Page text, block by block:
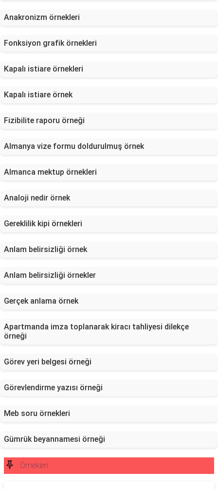
Anakronizm örnekleri
Fonksiyon grafik örnekleri
Kapalı istiare örnekleri
Kapalı istiare örnek
Fizibilite raporu örneği
Almanya vize formu doldurulmuş örnek
Almanca mektup örnekleri
Analoji nedir örnek
Gereklilik kipi örnekleri
Anlam belirsizliği örnek
Anlam belirsizliği örnekler
Gerçek anlama örnek
Apartmanda imza toplanarak kiracı tahliyesi dilekçe
örneği
Görev yeri belgesi örneği
Görevlendirme yazısı örneği
Meb soru örnekleri
Gümrük beyannamesi örneği
Örnekleri